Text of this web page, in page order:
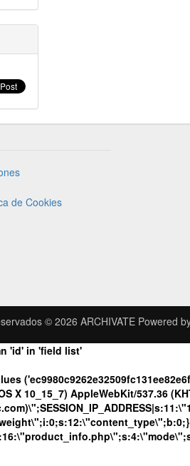
de Cookies
© 2026 ARCHIVATE Powered
'id' in 'field list'
X 10_15_7) AppleWebKit/537.36